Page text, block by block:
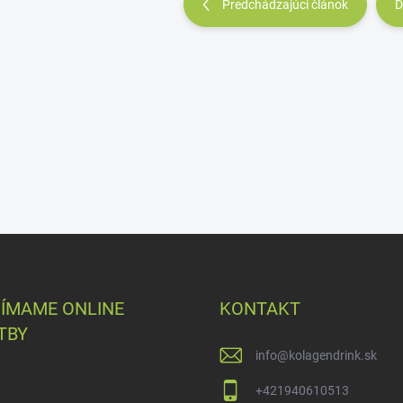
Predchádzajúci článok
ONLINE
KONTAKT
info@kolagendrink.sk
+421940610513